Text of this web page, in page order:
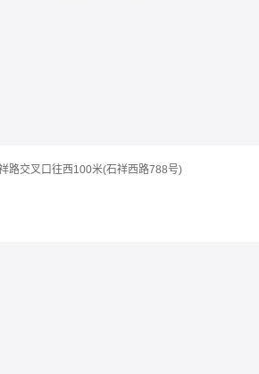
路交叉口往西100米(石祥西路788号)